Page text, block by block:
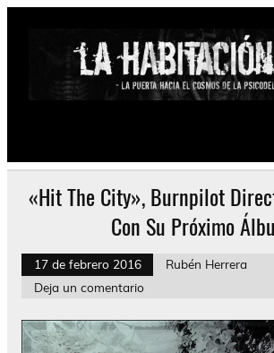
Saltar
Psychedelic, Stoner, Doom, Sludge,
«Hit The City», Burnpilot
Con Su Próximo
17 de febrero 2016
Rubén Herrera
Deja un comentario